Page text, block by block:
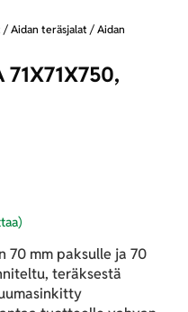
/ Aidan teräsjalat / Aidan
71X71X750,
70 mm paksulle ja 70
teräksestä